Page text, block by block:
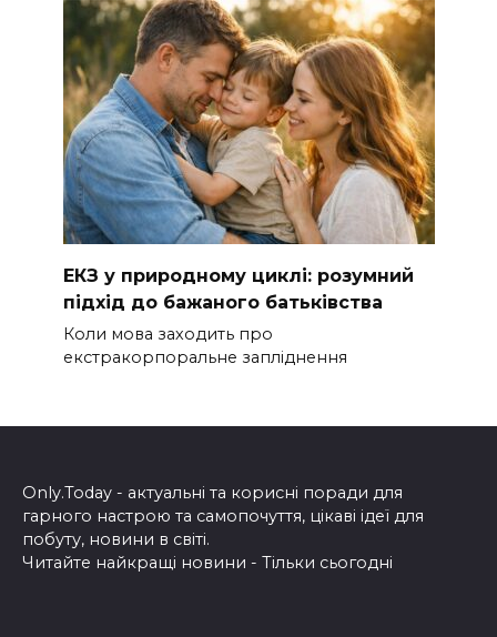
ЕКЗ у природному циклі: розумний
підхід до бажаного батьківства
Коли мова заходить про
екстракорпоральне запліднення
Only.Today - актуальні та корисні поради для
гарного настрою та самопочуття, цікаві ідеї для
побуту, новини в світі.
Читайте найкращі новини - Тільки сьогодні